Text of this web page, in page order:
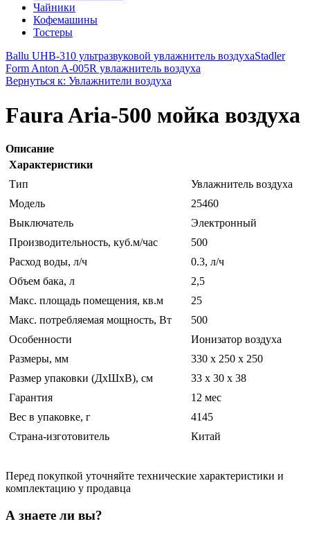
Чайники
Кофемашины
Тостеры
Ballu UHB-310 ультразвуковой увлажнитель воздухаStadler
Form Anton A-005R увлажнитель воздуха
Вернуться к: Увлажнители воздуха
Faura Aria-500 мойка воздуха
Описание
Характеристики
Тип
Увлажнитель воздуха
Модель
25460
Выключатель
Электронный
Производительность, куб.м/час
500
Расход воды, л/ч
0.3, л/ч
Объем бака, л
2,5
Макс. площадь помещения, кв.м
25
Макс. потребляемая мощность, Вт
500
Особенности
Ионизатор воздуха
Размеры, мм
330 х 250 х 250
Размер упаковки (ДхШхВ), см
33 x 30 x 38
Гарантия
12 мес
Вес в упаковке, г
4145
Страна-изготовитель
Китай
Перед покупкой уточняйте технические характеристики и
комплектацию у продавца
А знаете ли вы?